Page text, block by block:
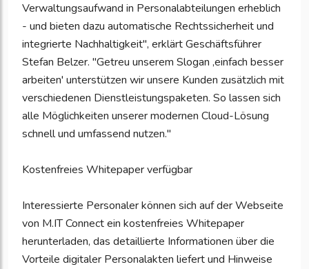
Verwaltungsaufwand in Personalabteilungen erheblich
- und bieten dazu automatische Rechtssicherheit und
integrierte Nachhaltigkeit", erklärt Geschäftsführer
Stefan Belzer. "Getreu unserem Slogan ‚einfach besser
arbeiten' unterstützen wir unsere Kunden zusätzlich mit
verschiedenen Dienstleistungspaketen. So lassen sich
alle Möglichkeiten unserer modernen Cloud-Lösung
schnell und umfassend nutzen."
Kostenfreies Whitepaper verfügbar
Interessierte Personaler können sich auf der Webseite
von M.IT Connect ein kostenfreies Whitepaper
herunterladen, das detaillierte Informationen über die
Vorteile digitaler Personalakten liefert und Hinweise